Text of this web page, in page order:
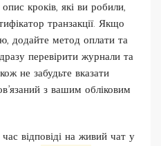
кроків, які ви робили,
транзакції. Якщо
додайте метод оплати та
перевірити журнали та
не забудьте вказати
з вашим обліковим
час відповіді на живий чат у